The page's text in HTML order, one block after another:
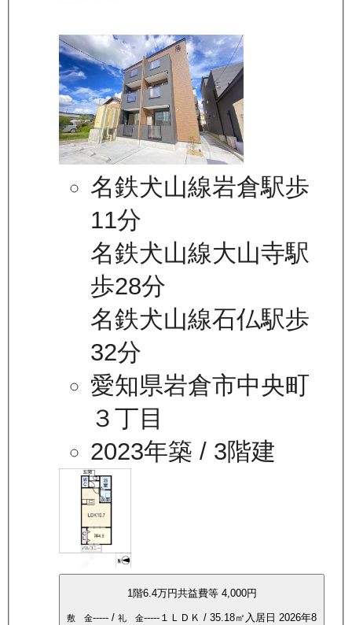
名鉄犬山線岩倉駅歩
11分
名鉄犬山線大山寺駅
歩28分
名鉄犬山線石仏駅歩
32分
愛知県岩倉市中央町
３丁目
2023年築 / 3階建
1 階6.4万円共益費等 4,000円
敷 金----- / 礼 金----- １ＬＤＫ / 35.18㎡ 入居日 2026年8